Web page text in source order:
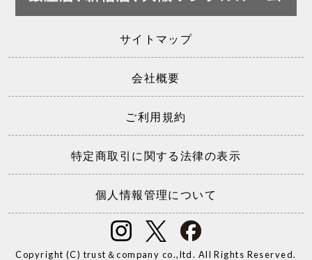
サイトマップ
会社概要
ご利用規約
特定商取引に関する法律の表示
個人情報管理について
Copyright (C) trust＆company co.,ltd. All Rights Reserved.